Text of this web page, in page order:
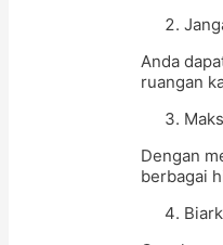
Anda
ruangan
Dengan
berbagai